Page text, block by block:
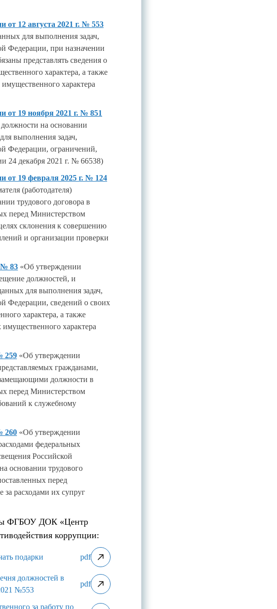
от 12 августа 2021 г. № 553
для выполнения задач,
Федерации, при назначении
представлять сведения о
характера, а также
характера
от 19 ноября 2021 г. № 851
на основании
выполнения задач,
Федерации, ограничений,
24 декабря 2021 г. № 66538)
от 19 февраля 2025 г. № 124
(работодателя)
трудового договора в
перед Министерством
склонения к совершению
и организации проверки
№ 83 «Об утверждении
должностей, и
для выполнения задач,
Федерации, сведений о своих
характера, а также
имущественного характера
259 «Об утверждении
гражданами,
должности в
перед Министерством
к служебному
260 «Об утверждении
федеральных
Российской
основании трудового
перед
расходами их супруг
ФГБОУ ДОК «Центр
коррупции:
подарки pdf
должностей в
№553
pdf
за работу по